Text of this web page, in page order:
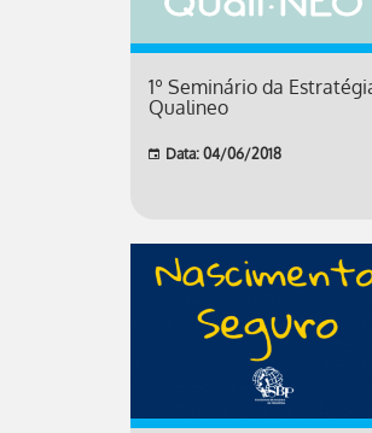
1º Seminário da
Qualineo
Data: 04/06/2018